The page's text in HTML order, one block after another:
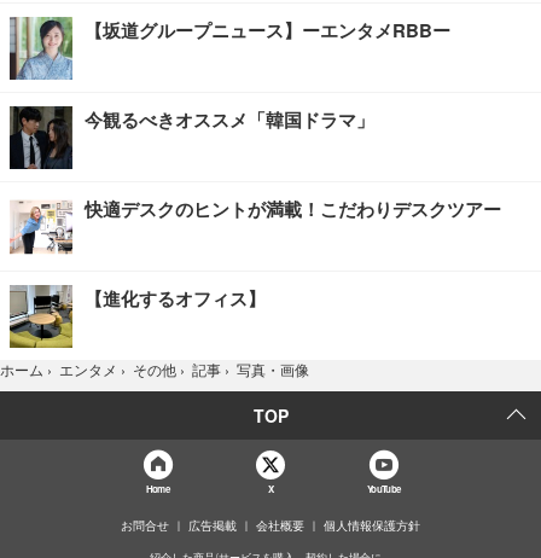
【坂道グループニュース】ーエンタメRBBー
今観るべきオススメ「韓国ドラマ」
快適デスクのヒントが満載！こだわりデスクツアー
【進化するオフィス】
ホーム › エンタメ › その他 › 記事 › 写真・画像
TOP
Home X YouTube
お問合せ 広告掲載 会社概要 個人情報保護方針